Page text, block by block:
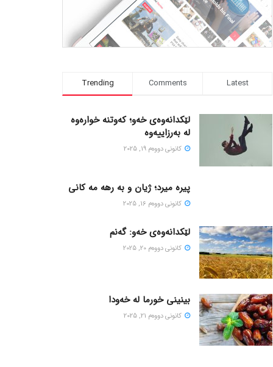
Trending Comments Latest
لێکدانەوەی خەو؛ کەوتنە خوارەوە
لە بەرزاییەوە
كانونی دووه‌م 19, 2025
پیره میرد؛ ژیان و به رهه مه کانی
كانونی دووه‌م 16, 2025
لێکدانەوەی خەو: گەنم
كانونی دووه‌م 20, 2025
بینینی خورما لە خەودا
كانونی دووه‌م 21, 2025